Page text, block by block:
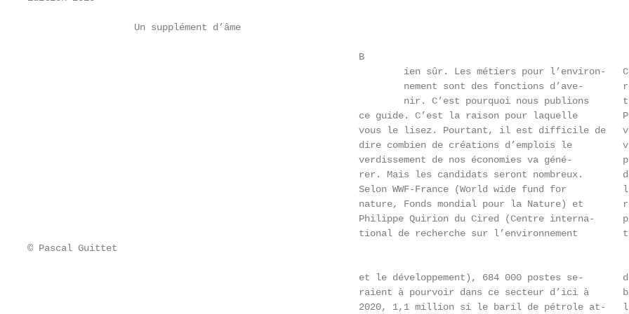
                   Un supplément d’âme
                                                           B
ien sûr. Les métiers pour l’environ-
nement sont des fonctions d’ave-
nir. C’est pourquoi nous publions
ce guide. C’est la raison pour laquelle
vous le lisez. Pourtant, il est difficile de
dire combien de créations d’emplois le
verdissement de nos économies va géné-
rer. Mais les candidats seront nombreux.
Selon WWF-France (World wide fund for
nature, Fonds mondial pour la Nature) et
Philippe Quirion du Cired (Centre interna-
tional de recherche sur l’environnement
© Pascal Guittet
et le développement), 684 000 postes se-
raient à pourvoir dans ce secteur d’ici à
2020, 1,1 million si le baril de pétrole at-